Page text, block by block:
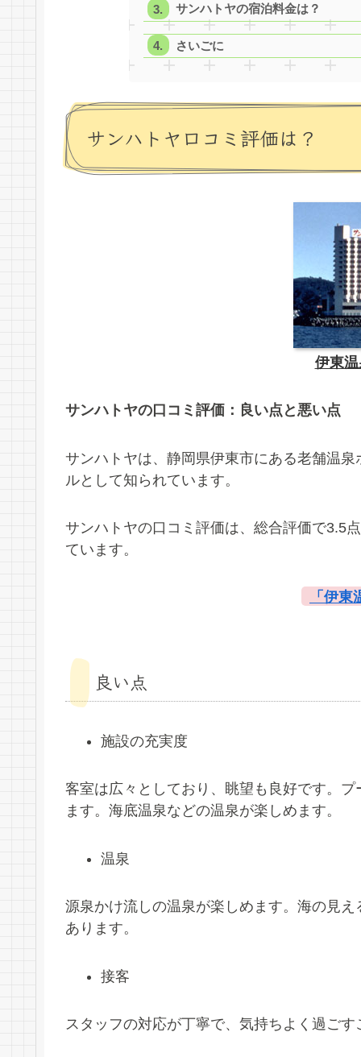
サンハトヤの宿泊料金は？
さいごに
サンハトヤ口コミ評価は？
伊東
サンハトヤの口コミ評価：良い点と悪い点
サンハトヤは、静岡県伊東市にある老舗温
ルとして知られています。
サンハトヤの口コミ評価は、総合評価で3.5
ています。
「伊
良い点
施設の充実度
客室は広々としており、眺望も良好です。
ます。海底温泉などの温泉が楽しめます。
温泉
源泉かけ流しの温泉が楽しめます。海の見
あります。
接客
スタッフの対応が丁寧で、気持ちよく過ご